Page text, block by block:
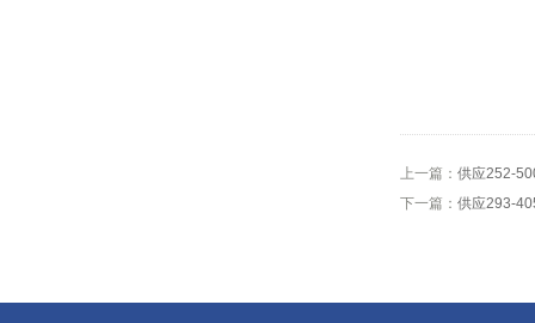
上一篇： 供应252-
下一篇： 供应293-